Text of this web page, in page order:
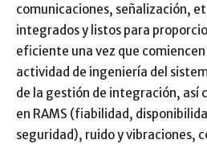
comunicaciones, señalización,
integrados y listos para
eficiente una vez que comiencen
actividad de ingeniería del
de la gestión de integración, así
en RAMS (fiabilidad,
seguridad), ruido y vibraciones,